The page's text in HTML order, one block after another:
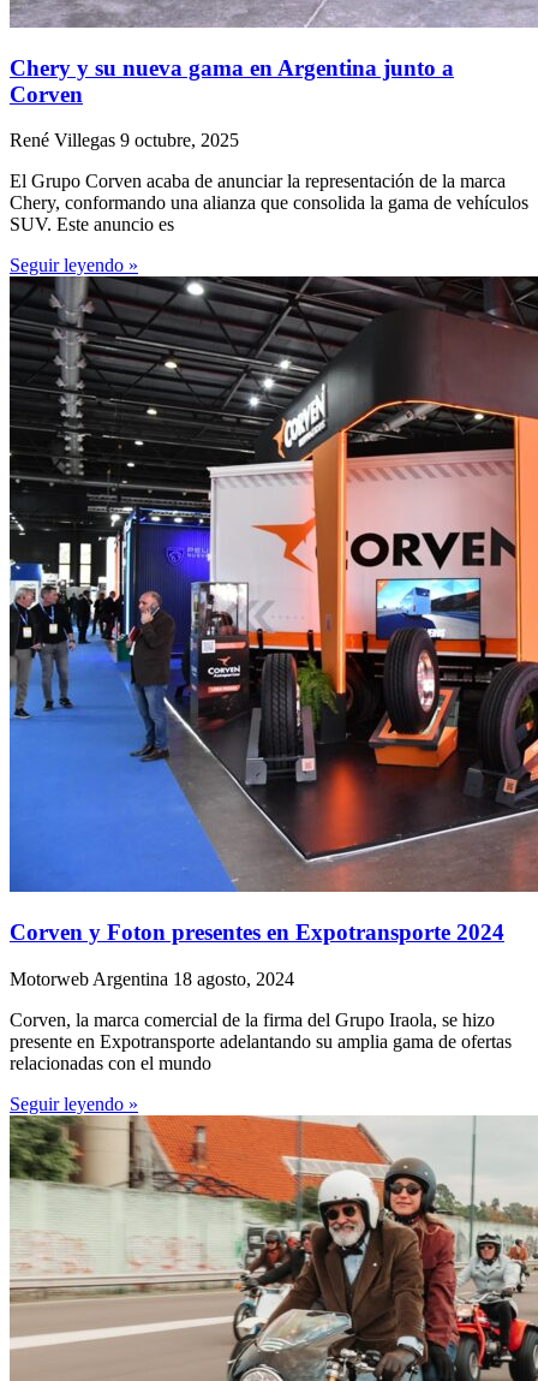
Chery y su nueva gama en Argentina junto a
Corven
René Villegas 9 octubre, 2025
El Grupo Corven acaba de anunciar la representación de la marca
Chery, conformando una alianza que consolida la gama de vehículos
SUV. Este anuncio es
Seguir leyendo »
Corven y Foton presentes en Expotransporte 2024
Motorweb Argentina 18 agosto, 2024
Corven, la marca comercial de la firma del Grupo Iraola, se hizo
presente en Expotransporte adelantando su amplia gama de ofertas
relacionadas con el mundo
Seguir leyendo »